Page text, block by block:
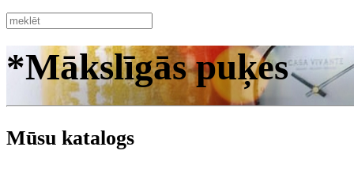
*Mākslīgās puķes
Mūsu katalogs